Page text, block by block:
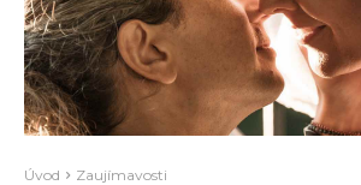
Úvod Zaujímavosti